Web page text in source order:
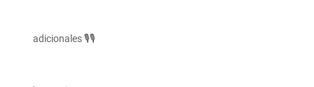
adicionales 🎙️🎙️